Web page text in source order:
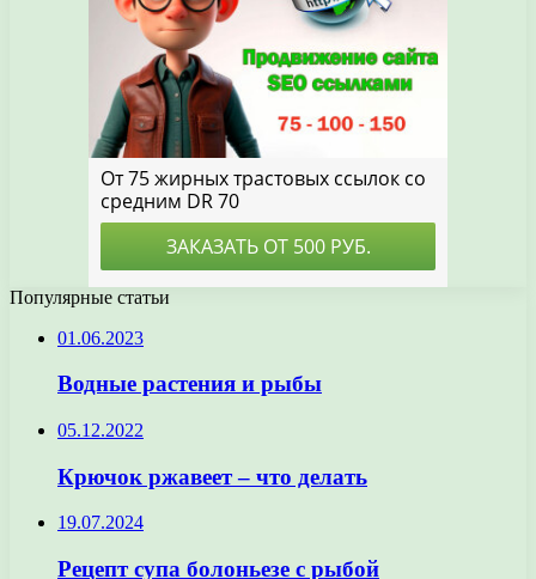
Популярные статьи
01.06.2023
Водные растения и рыбы
05.12.2022
Крючок ржавеет – что делать
19.07.2024
Рецепт супа болоньезе с рыбой